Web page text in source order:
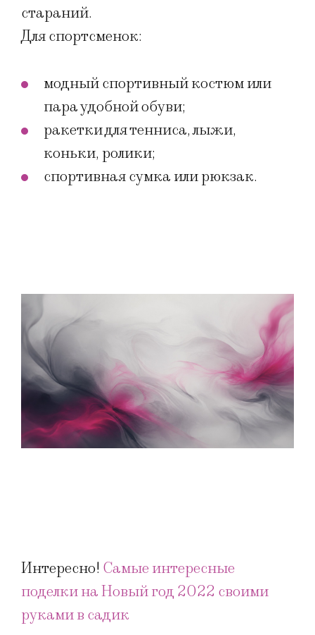
стараний.
Для спортсменок:
модный спортивный костюм или
пара удобной обуви;
ракетки для тенниса, лыжи,
коньки, ролики;
спортивная сумка или рюкзак.
Интересно! Самые интересные
поделки на Новый год 2022 своими
руками в садик